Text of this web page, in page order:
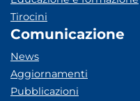
Tirocini
Comunicazione
News
Aggiornamenti
Pubblicazioni